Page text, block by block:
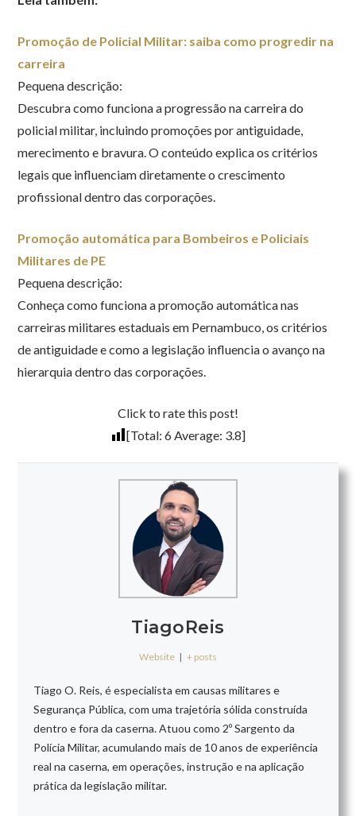
Promoção de Policial Militar: saiba como progredir na
carreira
Pequena descrição:
Descubra como funciona a progressão na carreira do
policial militar, incluindo promoções por antiguidade,
merecimento e bravura. O conteúdo explica os critérios
legais que influenciam diretamente o crescimento
profissional dentro das corporações.
Promoção automática para Bombeiros e Policiais
Militares de PE
Pequena descrição:
Conheça como funciona a promoção automática nas
carreiras militares estaduais em Pernambuco, os critérios
de antiguidade e como a legislação influencia o avanço na
hierarquia dentro das corporações.
Click to rate this post!
[Total: 6Average: 3.8]
TiagoReis
Website | + posts
Tiago O. Reis, é especialista em causas militares e
Segurança Pública, com uma trajetória sólida construída
dentro e fora da caserna. Atuou como 2º Sargento da
Polícia Militar, acumulando mais de 10 anos de experiência
real na caserna, em operações, instrução e na aplicação
prática da legislação militar.